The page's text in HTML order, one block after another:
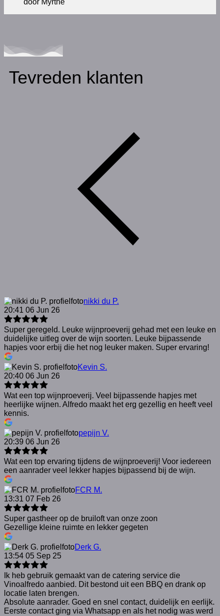
door Myrthe
Tevreden klanten
nikki du P.
20:41 06 Jun 26
Super geregeld. Leuke wijnproeverij gehad met een leuke en
duidelijke uitleg over de wijn soorten. Leuke bijpassende
hapjes voor erbij die het nog leuker maken. Super ervaring!
Kevin S.
20:40 06 Jun 26
Wat een top wijnproeverij. Veel bijpassende hapjes met
heerlijke wijnen. Alfredo maakt het erg gezellig en heeft veel
kennis.
pepijn V.
20:39 06 Jun 26
Wat een top ervaring tijdens de wijnproeverij! Voor iedereen
een aanrader veel lekker hapjes bijpassend bij de wijn.
FCR M.
13:31 07 Feb 26
Super gastheer op de bruiloft van onze zoon
Gezellige kleine ruimte en lekker gegeten
Derk G.
13:54 05 Sep 25
Ik heb gebruik gemaakt van de catering service die
Vinoalfredo aanbied. Dit bestond uit een BBQ en drank op
locatie laten brengen.
Absolute aanrader. Goed en snel contact, duidelijk en eerlijk.
Eerste contact ging via Whatsapp en als het nodig was werd